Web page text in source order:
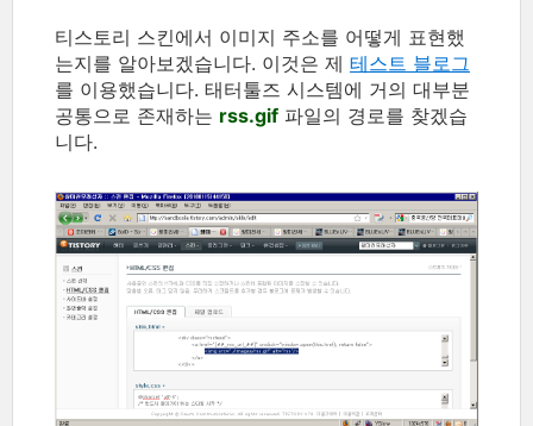
티스토리 스킨에서 이미지 주소를 어떻게 표현했
는지를 알아보겠습니다. 이것은 제 테스트 블로그
를 이용했습니다. 태터툴즈 시스템에 거의 대부분
공통으로 존재하는 rss.gif 파일의 경로를 찾겠습
니다.